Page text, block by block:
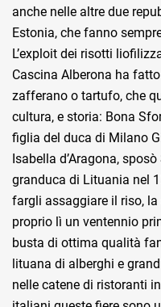
anche nelle altre due
Estonia, che fanno
L’exploit dei risotti
Cascina Alberona ha
zafferano o tartufo, che
cultura, e storia: Bona
figlia del duca di Milano
Isabella d’Aragona,
granduca di Lituania nel
fargli assaggiare il riso,
proprio lì un ventennio
busta di ottima qualità
lituana di alberghi e
nelle catene di ristoranti